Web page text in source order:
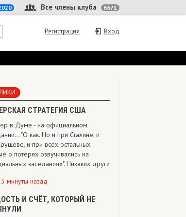
Все члены клуба 6671
Вход
Регистрация
СТРАТЕГИЯ США
Думе - на официальном
"О как. Но и при Сталине, и
и при всех остальных
о потерях озвучивались на
заседаниях". Никаких други
минуты назад
И СЧЁТ, КОТОРЫЙ НЕ